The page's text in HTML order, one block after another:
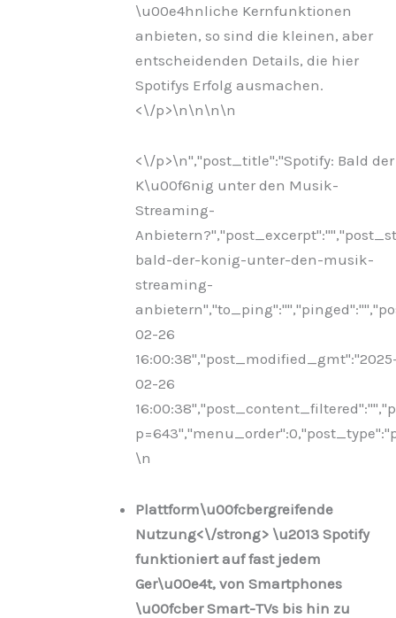
\u00e4hnliche Kernfunktionen
anbieten, so sind die kleinen, aber
entscheidenden Details, die hier
Spotifys Erfolg ausmachen.
<\/p>\n\n\n\n
<\/p>\n","post_title":"Spotify: Bald der
K\u00f6nig unter den Musik-
Streaming-
bald-der-konig-unter-den-musik-
streaming-
02-26
02-26
\n
Plattform\u00fcbergreifende
Nutzung<\/strong> \u2013 Spotify
funktioniert auf fast jedem
Ger\u00e4t, von Smartphones
\u00fcber Smart-TVs bis hin zu